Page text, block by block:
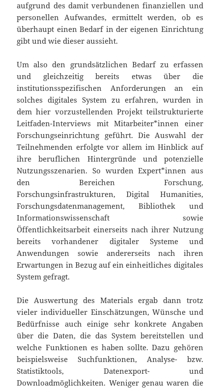
aufgrund des damit verbundenen finanziellen und
personellen Aufwandes, ermittelt werden, ob es
überhaupt einen Bedarf in der eigenen Einrichtung
gibt und wie dieser aussieht.
Um also den grundsätzlichen Bedarf zu erfassen
und gleichzeitig bereits etwas über die
institutionsspezifischen Anforderungen an ein
solches digitales System zu erfahren, wurden in
dem hier vorzustellenden Projekt teilstrukturierte
Leitfaden-Interviews mit Mitarbeiter*innen einer
Forschungseinrichtung geführt. Die Auswahl der
Teilnehmenden erfolgte vor allem im Hinblick auf
ihre beruflichen Hintergründe und potenzielle
Nutzungsszenarien. So wurden Expert*innen aus
den Bereichen Forschung,
Forschungsinfrastrukturen, Digital Humanities,
Forschungsdatenmanagement, Bibliothek und
Informationswissenschaft sowie
Öffentlichkeitsarbeit einerseits nach ihrer Nutzung
bereits vorhandener digitaler Systeme und
Anwendungen sowie andererseits nach ihren
Erwartungen in Bezug auf ein einheitliches digitales
System gefragt.
Die Auswertung des Materials ergab dann trotz
vieler individueller Einschätzungen, Wünsche und
Bedürfnisse auch einige sehr konkrete Angaben
über die Daten, die das System bereitstellen und
welche Funktionen es haben sollte. Dazu gehören
beispielsweise Suchfunktionen, Analyse- bzw.
Statistiktools, Datenexport- und
Downloadmöglichkeiten. Weniger genau waren die